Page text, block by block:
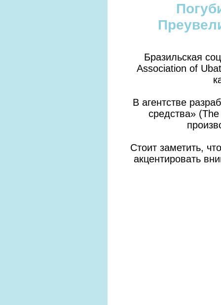
Бразильская
Association of
В агентстве
средства»
Стоит заметить,
акцентировать